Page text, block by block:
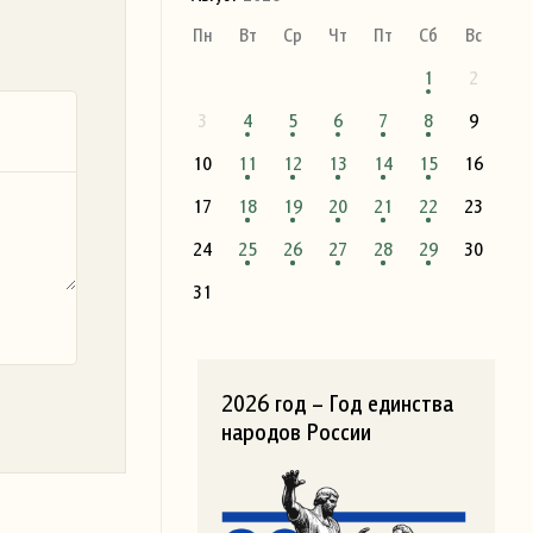
Пн
Вт Ср Чт Пт Сб
Вс
1
2
3
4 5 6 7 8
9
10
11 12 13 14 15
16
17
18 19 20 21 22
23
24
25 26 27 28 29
30
31
2026 год – Год единства
народов России